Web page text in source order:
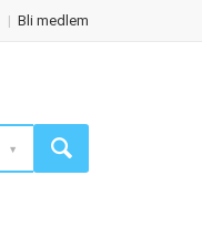
Bli medlem